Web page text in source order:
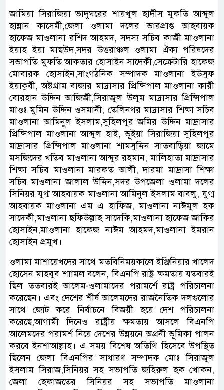
জামিয়া সিরাজিয়া ভাদুঘরের শায়খুল হাদীস মুফতি আব্দুল
হান্নান কাসেমী,জেলা ওলামা দলের ভারপ্রাপ্ত আহবায়ক
হাফেজ মাওলানা রশিদ আহমদ, সদস্য সচিব কাজী মাওলানা
ইয়াহ ইয়া মাছউদ,সদর উত্তরাঞ্চল ওলামা ঐক্য পরিষদের
সভাপতি মুফতি আকতার হোসাইন সাদেকী,সেক্রেটারি হাফেজ
মোবারক হোসাইন,সাংগঠনিক সম্পাদক মাওলানা ইউসুফ
ইয়াকুবী, অষ্টগ্রাম বাজার মাদ্রাসার প্রিন্সিপাল মাওলানা কারী
বোরহান উদ্দিন আজিজী,সিরাজুল উলুম মাদ্রাসার প্রিন্সিপাল
মাওঃ মুমিন উদ্দিন ওসমানী, তেলিনগর মাদ্রাসার শিক্ষা সচিব
মাওলানা আমিনুল ইসলাম,সুহিলপুর জমির উদ্দিন মাদ্রাসার
প্রিন্সিপাল মাওলানা আব্দুল হাই, ভূইয়া সিরাজিয়া সুহিলপুর
মাদ্রাসার প্রিন্সিপাল মাওলানা শামসুদ্দিন সাতবাড়িয়া জামে
মসজিদের খতিব মাওলানা আব্দুর রহমান, মালিহাতা মাদ্রাসার
শিক্ষা সচিব মাওলানা মারফত আলী, দারমা মাদ্রাসা শিক্ষা
সচিব মাওলানা জালাল উদ্দিন,সদর উপজেলা ওলামা দলের
সিনিয়র যুগ্ম আহবায়ক মাওলানা আমিনুল ইসলাম বাবলু, যুগ্ম
আহবায়ক মাওলানা এম এ হাফিজ, মাওলানা নাঈমুল হক
সাদেকী,মাওলানা ছফিউল্লাহ সাদেকি,মাওলানা হাফেজ জাকির
হোসাইন,মাওলানা হাফেজ নাঈম আহমদ,মাওলানা ইমরান
হোসাইন প্রমুখ।
ওলামা মাশায়েখদের সাথে মতবিনিময়কালে ইঞ্জিনিয়ার খালেদ
হোসেন মাহবুব শ্যামল বলেন, বিএনপি রাষ্ট্র ক্ষমতায় যতবারই
ছিল ততবারই আলেম-ওলামাদের পরামর্শে রাষ্ট্র পরিচালনা
করেছেন। এবং দেশের শীর্ষ আলেমদের রাজনৈতিক দলগুলোর
সাথে জোট করে নির্বাচনে বিজয়ী হয়ে দেশ পরিচালনা
করেছে,আগামী দিনেও রাষ্ট্রীয় ক্ষমতায় আসলে বিএনপি
আলেমদের পরামর্শ নিয়ে দেশের উন্নয়নে অগ্রনী ভূমিকা পালন
করবে ইনশাআল্লাহ। এ সময় বিশেষ অতিথি হিসেবে উপস্থিত
ছিলেন জেলা বিএনপির সাধারণ সম্পাদক মোঃ সিরাজুল
ইসলাম সিরাজ,সিনিয়র সহ সভাপতি জহিরুল হক খোকন,
জেলা হেফাজতের সিনিয়র সহ সভাপতি মাওলানা